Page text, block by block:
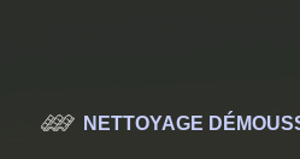
NETTOYAGE